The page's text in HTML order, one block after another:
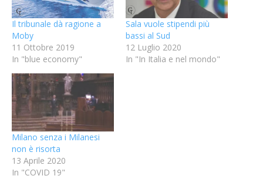
Il tribunale dà ragione a
Moby
11 Ottobre 2019
In "blue economy"
Sala vuole stipendi più
bassi al Sud
12 Luglio 2020
In "In Italia e nel mondo"
Milano senza i Milanesi
non è risorta
13 Aprile 2020
In "COVID 19"